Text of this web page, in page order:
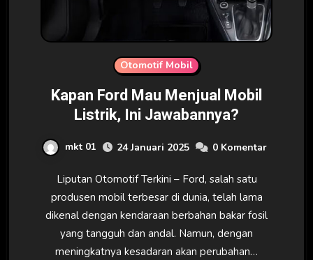
Otomotif Mobil
Kapan Ford Mau Menjual Mobil
Listrik, Ini Jawabannya?
mkt 01 24 Januari 2025 0 Komentar
Liputan Otomotif Terkini – Ford, salah satu
produsen mobil terbesar di dunia, telah lama
dikenal dengan kendaraan berbahan bakar fosil
yang tangguh dan andal. Namun, dengan
meningkatnya kesadaran akan perubahan…